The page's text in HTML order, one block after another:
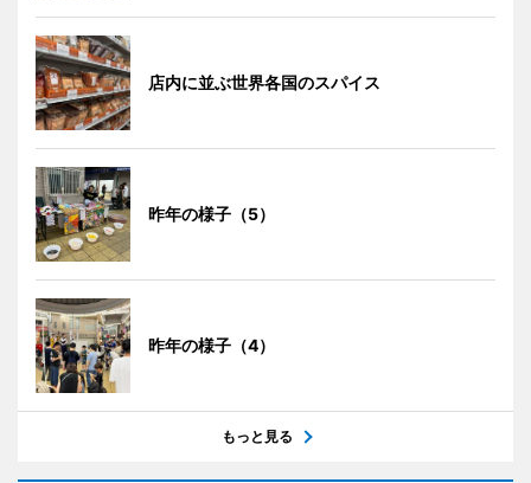
店内に並ぶ世界各国のスパイス
昨年の様子（5）
昨年の様子（4）
もっと見る